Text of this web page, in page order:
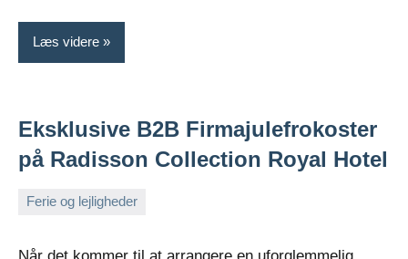
Læs videre
Eksklusive B2B Firmajulefrokoster
på Radisson Collection Royal Hotel
Ferie og lejligheder